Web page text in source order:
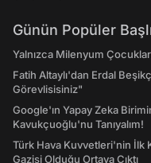
Günün Popüler
Yalnızca Milenyum
Fatih Altaylı'dan Erdal
Görevlisisiniz"
Google'ın Yapay Zeka
Kavukçuoğlu'nu Tanıyalım!
Türk Hava Kuvvetleri'nin İlk
Gazisi Olduğu Ortaya Çıktı